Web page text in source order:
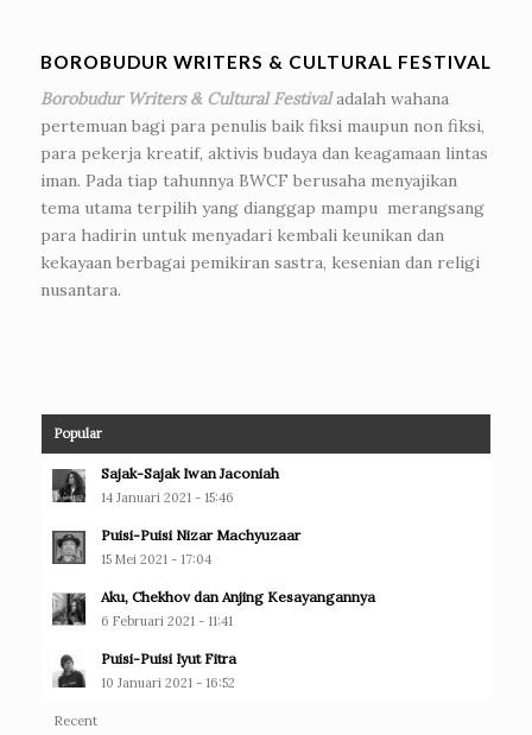
BOROBUDUR WRITERS & CULTURAL FESTIVAL
Borobudur Writers & Cultural Festivaladalah wahana
pertemuan bagi para penulis baik fiksi maupun non fiksi,
para pekerja kreatif, aktivis budaya dan keagamaan lintas
iman. Pada tiap tahunnya BWCF berusaha menyajikan
tema utama terpilih yang dianggap mampu merangsang
para hadirin untuk menyadari kembali keunikan dan
kekayaan berbagai pemikiran sastra, kesenian dan religi
nusantara.
Popular
Sajak-Sajak Iwan Jaconiah
14 Januari 2021 - 15:46
Puisi-Puisi Nizar Machyuzaar
15 Mei 2021 - 17:04
Aku, Chekhov dan Anjing Kesayangannya
6 Februari 2021 - 11:41
Puisi-Puisi Iyut Fitra
10 Januari 2021 - 16:52
Recent